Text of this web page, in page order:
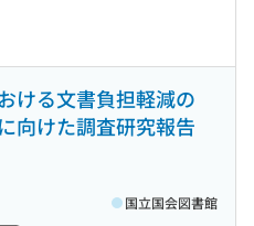
ける文書負担軽減の
向けた調査研究報告
国立国会図書館